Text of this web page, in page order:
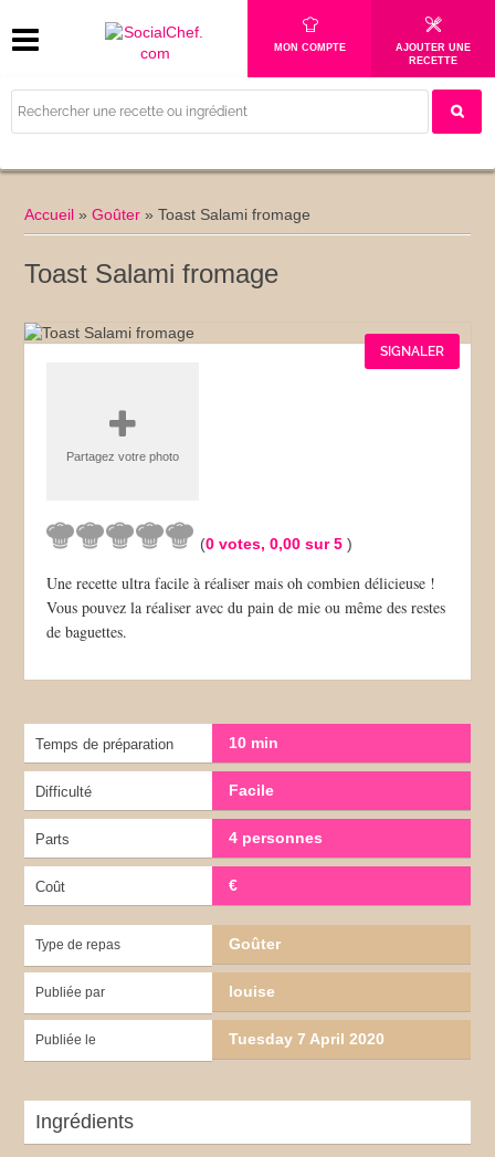
MON COMPTE
AJOUTER UNE
RECETTE
Accueil »Goûter »Toast Salami fromage
Toast Salami fromage
SIGNALER
Partagez votre photo
(0 votes,0,00 sur 5)
Une recette ultra facile à réaliser mais oh combien délicieuse !
Vous pouvez la réaliser avec du pain de mie ou même des restes
de baguettes.
Temps de préparation 10 min
Difficulté Facile
Parts 4 personnes
Coût €
Type de repas Goûter
Publiée par louise
Publiée le Tuesday 7 April 2020
Ingrédients